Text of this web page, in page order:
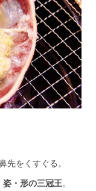
先をくすぐる。
姿・形の三冠王。